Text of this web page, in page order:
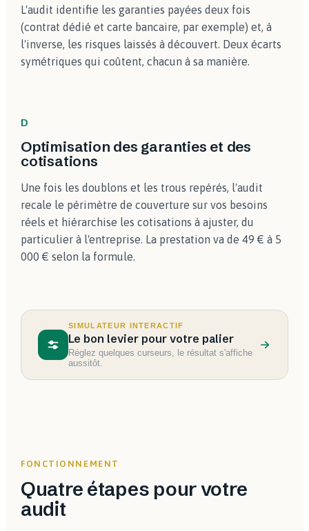
L'audit identifie les garanties payées deux fois
(contrat dédié et carte bancaire, par exemple) et, à
l'inverse, les risques laissés à découvert. Deux écarts
symétriques qui coûtent, chacun à sa manière.
D
Optimisation des garanties et des
cotisations
Une fois les doublons et les trous repérés, l'audit
recale le périmètre de couverture sur vos besoins
réels et hiérarchise les cotisations à ajuster, du
particulier à l'entreprise. La prestation va de 49 € à 5
000 € selon la formule.
SIMULATEUR INTERACTIF
Le bon levier pour votre palier
Réglez quelques curseurs, le résultat s'affiche
aussitôt.
FONCTIONNEMENT
Quatre étapes pour votre
audit